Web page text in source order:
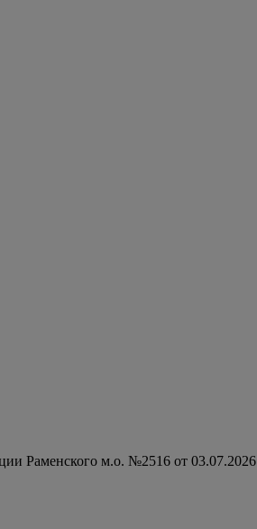
Раменского м.о. №2516 от 03.07.2026